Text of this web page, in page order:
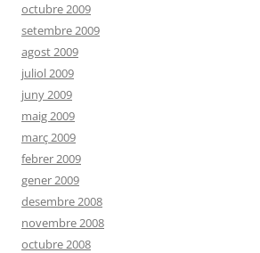
octubre 2009
setembre 2009
agost 2009
juliol 2009
juny 2009
maig 2009
març 2009
febrer 2009
gener 2009
desembre 2008
novembre 2008
octubre 2008